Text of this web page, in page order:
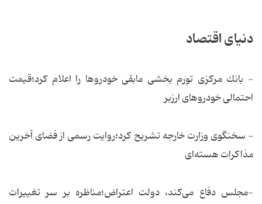
دنیای اقتصاد
- بانك مركزی تورم بخشی مابقی خودروها را اعلام كرد؛قیمت
احتمالی خودروهای ارزبر
- سخنگوی وزارت خارجه تشریح كرد؛روایت رسمی از فضای آخرین
مذاكرات هسته‌ای
-مجلس دفاع می‌كند، دولت اعتراض؛مناظره بر سر تغییرات